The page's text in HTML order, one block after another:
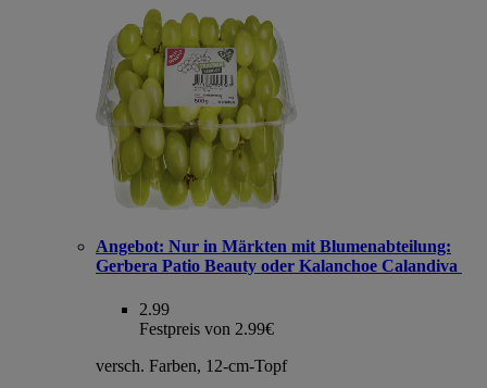
Angebot: Nur in Märkten mit Blumenabteilung:
Gerbera Patio Beauty oder Kalanchoe Calandiva
2.99
Festpreis von 2.99€
versch. Farben, 12-cm-Topf